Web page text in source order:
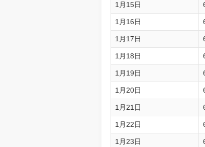
1月15日
1月16日
1月17日
1月18日
1月19日
1月20日
1月21日
1月22日
1月23日